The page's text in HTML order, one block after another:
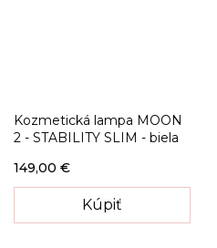
Kozmetická lampa MOON
2 - STABILITY SLIM - biela
149,00 €
Kúpiť